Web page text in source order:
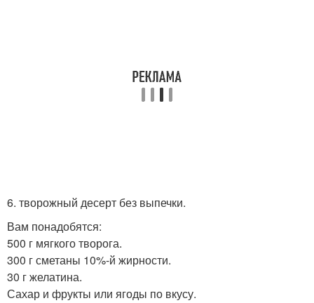
6. творожный десерт без выпечки.
Вам понадобятся:
500 г мягкого творога.
300 г сметаны 10%-й жирности.
30 г желатина.
Сахар и фрукты или ягоды по вкусу.